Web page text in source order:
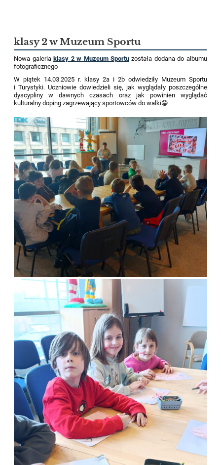
klasy 2 w Muzeum Sportu
Nowa galeria klasy 2 w Muzeum Sportuzostała dodana do albumu
fotograficznego
W piątek 14.03.2025 r. klasy 2a i 2b odwiedziły Muzeum Sportu
i Turystyki. Uczniowie dowiedzieli się, jak wyglądały poszczególne
dyscypliny w dawnych czasach oraz jak powinien wyglądać
kulturalny doping zagrzewający sportowców do walki😁